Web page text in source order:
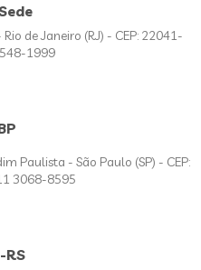
de Janeiro (RJ) - CEP: 22041-
1999
Paulista - São Paulo (SP) - CEP:
3068-8595
RS